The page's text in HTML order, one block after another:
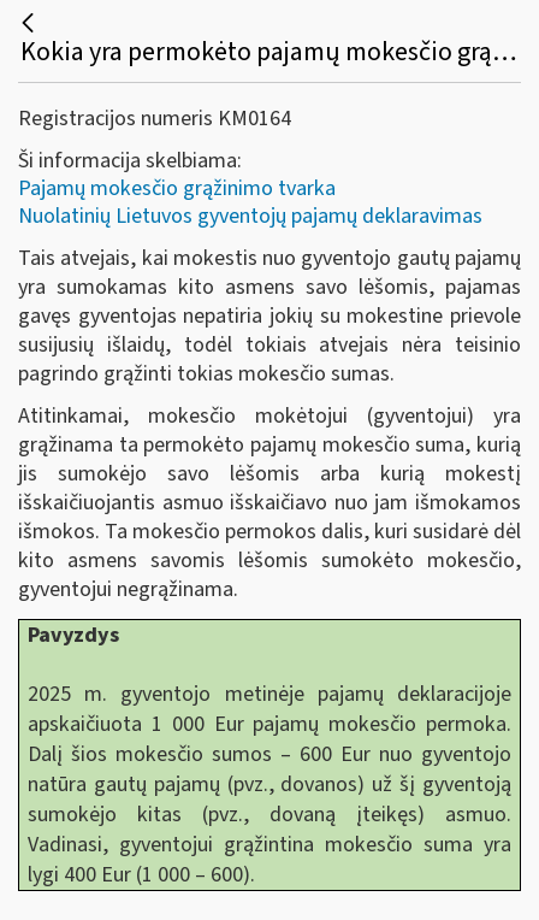
Kokia yra permokėto pajamų mokesčio grąžinimo tvarka mokesčių mokėtojui, kai pajamų mokestis nuo jo gautų pajamų sumokamas kito asmens lėšomis?
Registracijos numeris KM0164
Ši informacija skelbiama:
Pajamų mokesčio grąžinimo tvarka
Nuolatinių Lietuvos gyventojų pajamų deklaravimas
Tais atvejais, kai mokestis nuo gyventojo gautų pajamų
yra sumokamas kito asmens savo lėšomis, pajamas
gavęs gyventojas nepatiria jokių su mokestine prievole
susijusių išlaidų, todėl tokiais atvejais nėra teisinio
pagrindo grąžinti tokias mokesčio sumas.
Atitinkamai, mokesčio mokėtojui (gyventojui) yra
grąžinama ta permokėto pajamų mokesčio suma, kurią
jis sumokėjo savo lėšomis arba kurią mokestį
išskaičiuojantis asmuo išskaičiavo nuo jam išmokamos
išmokos. Ta mokesčio permokos dalis, kuri susidarė dėl
kito asmens savomis lėšomis sumokėto mokesčio,
gyventojui negrąžinama.
Pavyzdys
2025 m. gyventojo metinėje pajamų deklaracijoje
apskaičiuota 1 000 Eur pajamų mokesčio permoka.
Dalį šios mokesčio sumos – 600 Eur nuo gyventojo
natūra gautų pajamų (pvz., dovanos) už šį gyventoją
sumokėjo kitas (pvz., dovaną įteikęs) asmuo.
Vadinasi, gyventojui grąžintina mokesčio suma yra
lygi 400 Eur (1 000 – 600).